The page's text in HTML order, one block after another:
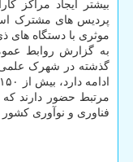
بیشتر ایجاد مراکز
پردیس های مشترک
موثری با دستگاه های
به گزارش روابط
گذشته در شهرک علمی
مرتبط حضور دارند
فناوری و نوآوری کشور